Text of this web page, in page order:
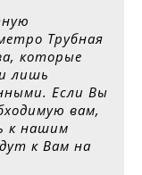
Трубная
которые
лишь
Если Вы
вам,
к нашим
к Вам на